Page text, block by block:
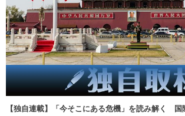
【独自連載】「今そこにある危機」を読み解く 国